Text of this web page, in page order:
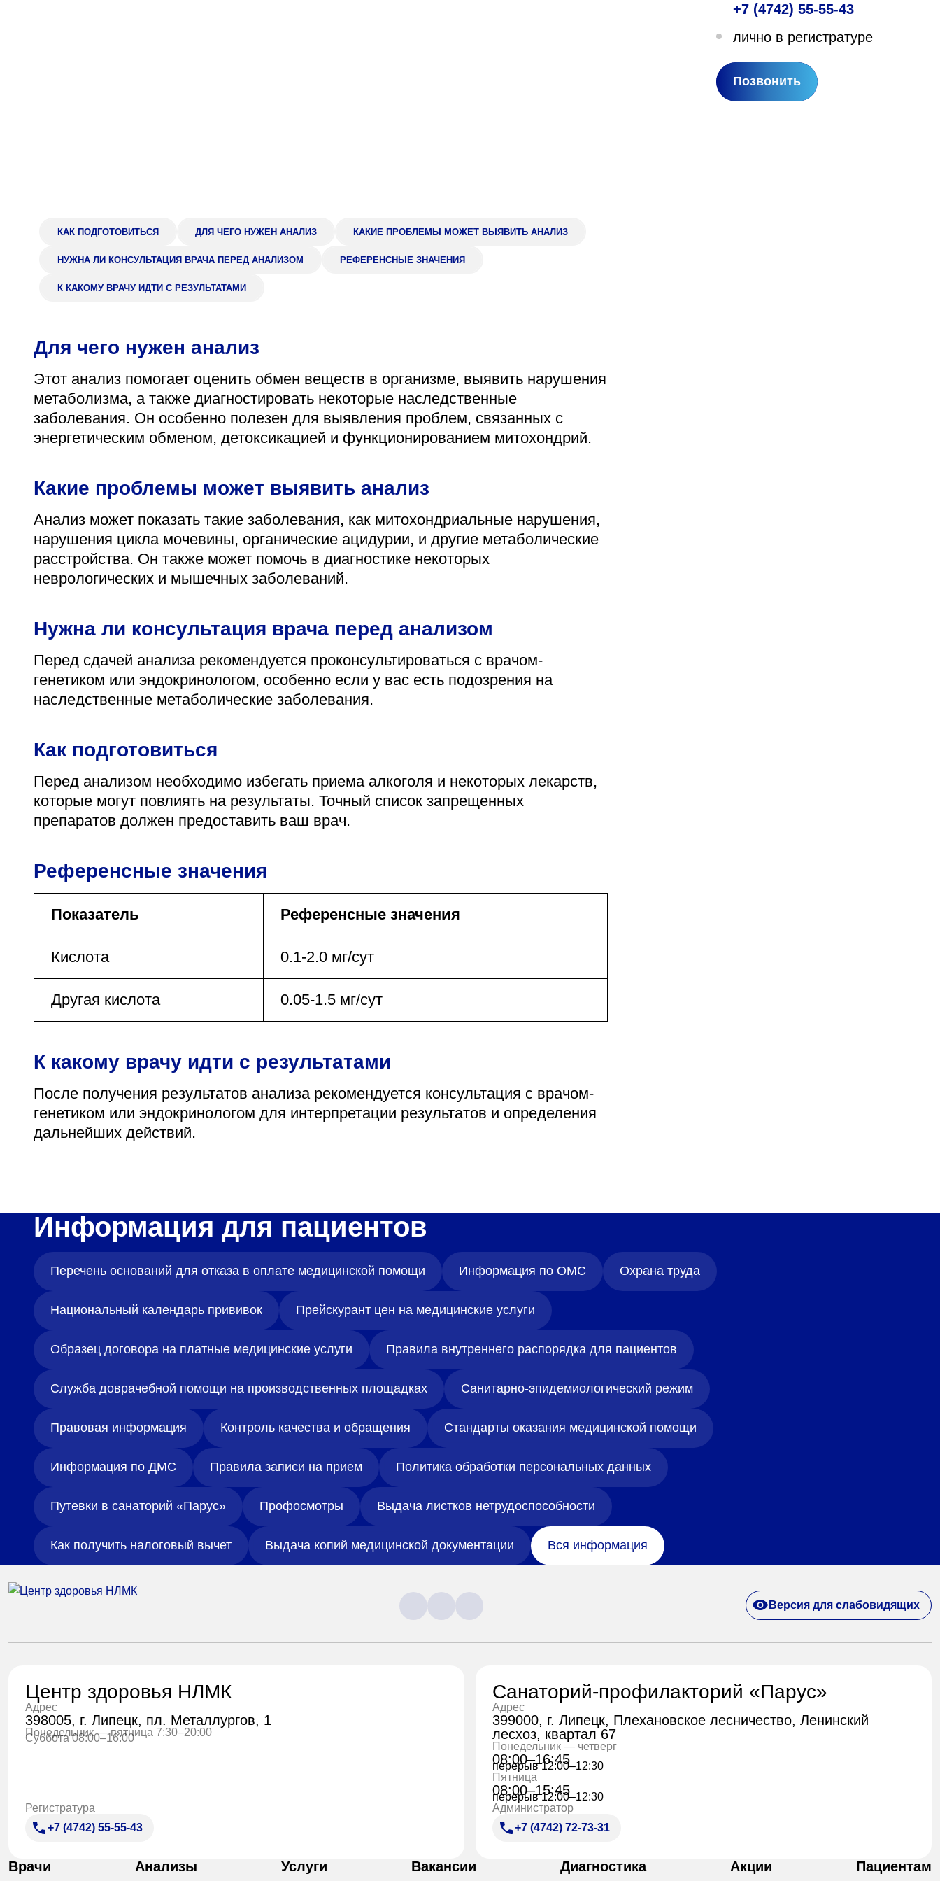
399000, г. Липецк, Плехановское лесничество,
КАК ПОДГОТОВИТЬСЯ ДЛЯ ЧЕГО НУЖЕН АНАЛИЗ КАКИЕ ПРОБЛЕМЫ МОЖЕТ ВЫЯВИТЬ АНАЛИЗ
НУЖНА ЛИ КОНСУЛЬТАЦИЯ ВРАЧА ПЕРЕД АНАЛИЗОМ РЕФЕРЕНСНЫЕ ЗНАЧЕНИЯ
К КАКОМУ ВРАЧУ ИДТИ С РЕЗУЛЬТАТАМИ
Для чего нужен анализ
Этот анализ помогает оценить обмен веществ в организме, выявить нарушения
метаболизма, а также диагностировать некоторые наследственные
заболевания. Он особенно полезен для выявления проблем, связанных с
энергетическим обменом, детоксикацией и функционированием митохондрий.
Какие проблемы может выявить анализ
Анализ может показать такие заболевания, как митохондриальные нарушения,
нарушения цикла мочевины, органические ацидурии, и другие метаболические
расстройства. Он также может помочь в диагностике некоторых
неврологических и мышечных заболеваний.
Нужна ли консультация врача перед анализом
Перед сдачей анализа рекомендуется проконсультироваться с врачом-
генетиком или эндокринологом, особенно если у вас есть подозрения на
наследственные метаболические заболевания.
Как подготовиться
Перед анализом необходимо избегать приема алкоголя и некоторых лекарств,
которые могут повлиять на результаты. Точный список запрещенных
препаратов должен предоставить ваш врач.
Референсные значения
Показатель Референсные значения
Кислота 0.1-2.0 мг/сут
Другая кислота 0.05-1.5 мг/сут
К какому врачу идти с результатами
После получения результатов анализа рекомендуется консультация с врачом-
генетиком или эндокринологом для интерпретации результатов и определения
дальнейших действий.
+7 (4742) 55-55-43
лично в регистратуре
Позвонить
Информация для пациентов
Перечень оснований для отказа в оплате медицинской помощи Информация по ОМС Охрана труда
Национальный календарь прививок Прейскурант цен на медицинские услуги
Образец договора на платные медицинские услуги Правила внутреннего распорядка для пациентов
Служба доврачебной помощи на производственных площадках Санитарно-эпидемиологический режим
Правовая информация Контроль качества и обращения Стандарты оказания медицинской помощи
Информация по ДМС Правила записи на прием Политика обработки персональных данных
Путевки в санаторий «Парус» Профосмотры Выдача листков нетрудоспособности
Как получить налоговый вычет Выдача копий медицинской документации Вся информация
Версия для слабовидящих
Центр здоровья НЛМК
Адрес
398005, г. Липецк, пл. Металлургов, 1
Понедельник — пятница 7:30–20:00
Суббота 08:00–16:00
Регистратура
+7 (4742) 55-55-43
Санаторий-профилакторий «Парус»
Адрес
399000, г. Липецк, Плехановское лесничество, Ленинский
лесхоз, квартал 67
Понедельник — четверг
08:00–16:45
перерыв 12:00–12:30
Пятница
08:00–15:45
перерыв 12:00–12:30
Администратор
+7 (4742) 72-73-31
Врачи Анализы Услуги Вакансии Диагностика Акции Пациентам